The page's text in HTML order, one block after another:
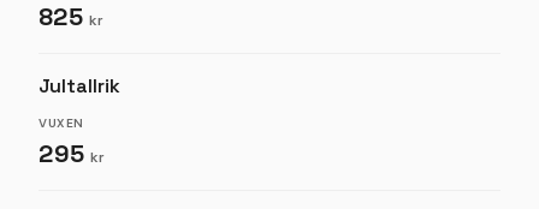
825 kr
Jultallrik
VUXEN
295 kr